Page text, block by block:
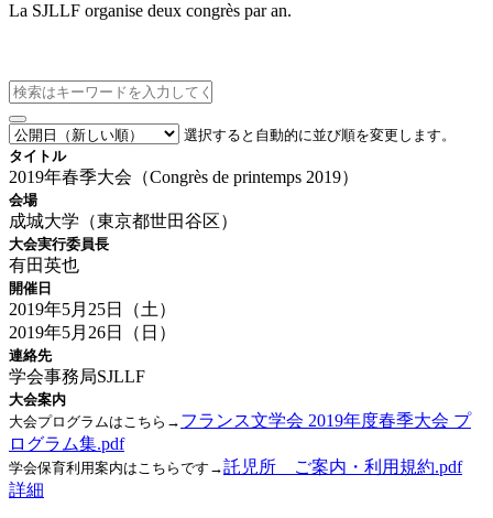
La SJLLF organise deux congrès par an.
選択すると自動的に並び順を変更します。
タイトル
2019年春季大会（Congrès de printemps 2019）
会場
成城大学（東京都世田谷区）
大会実行委員長
有田英也
開催日
2019年5月25日（土）
2019年5月26日（日）
連絡先
学会事務局SJLLF
大会案内
大会プログラムはこちら→ フランス文学会 2019年度春季大会 プ
ログラム集.pdf
学会保育利用案内はこちらです →託児所 ご案内・利用規約.pdf
詳細